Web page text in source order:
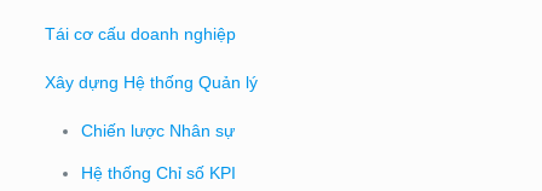
Tái cơ cấu doanh nghiệp
Xây dựng Hệ thống Quản lý
Chiến lược Nhân sự
Hệ thống Chỉ số KPI